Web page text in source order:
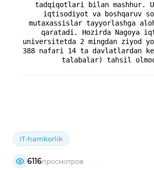
tadqiqotlari bilan mashhur.
iqtisodiyot va boshqaruv
mutaxassislar tayyorlashga
qaratadi. Hozirda Nagoya
universitetda 2 mingdan ziyod
388 nafari 14 ta davlatlardan
talabalar) tahsil
IT-hamkorlik
6116просмотров